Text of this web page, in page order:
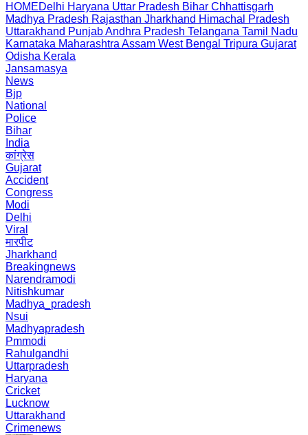
HOMEDelhi Haryana Uttar Pradesh Bihar Chhattisgarh
Madhya Pradesh Rajasthan Jharkhand Himachal Pradesh
Uttarakhand PunjabAndhra Pradesh Telangana Tamil Nadu
Karnataka Maharashtra Assam West Bengal Tripura Gujarat
Odisha Kerala
Jansamasya
News
Bjp
National
Police
Bihar
India
कांग्रेस
Gujarat
Accident
Congress
Modi
Delhi
Viral
मारपीट
Jharkhand
Breakingnews
Narendramodi
Nitishkumar
Madhya_pradesh
Nsui
Madhyapradesh
Pmmodi
Rahulgandhi
Uttarpradesh
Haryana
Cricket
Lucknow
Uttarakhand
Crimenews